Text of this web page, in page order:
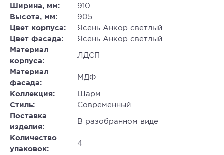
Ширина, мм:
910
Высота, мм:
905
Цвет корпуса:
Ясень Анкор светлый
Цвет фасада:
Ясень Анкор светлый
Материал
корпуса:
ЛДСП
Материал
фасада:
МДФ
Коллекция:
Шарм
Стиль:
Современный
Поставка
изделия:
В разобранном виде
Количество
упаковок:
4